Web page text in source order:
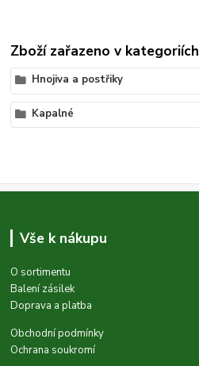
Zboží zařazeno v kategoriích
Hnojiva a postřiky
Kapalné
Vše k nákupu
O sortimentu
Balení zásilek
Doprava a platba
Obchodní podmínky
Ochrana soukromí